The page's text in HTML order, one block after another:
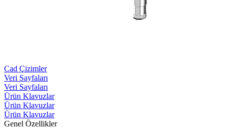
Cad Çizimler
Veri Sayfaları
Veri Sayfaları
Ürün Klavuzlar
Ürün Klavuzlar
Ürün Klavuzlar
Genel Özellikler